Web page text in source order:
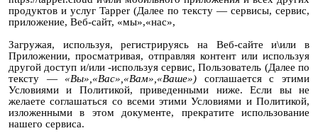
продуктов и услуг Tapper (Далее по тексту — сервисы, сервис,
приложение, Веб-сайт, «мы»,«нас»,
Загружая, используя, регистрируясь на Веб-сайте и\или в
Приложении, просматривая, отправляя контент или используя
другой доступ и/или -используя сервис, Пользователь (Далее по
тексту —«Вы»,«Вас»,«Вам»,«Ваше») соглашается с этими
Условиями и Политикой, приведенными ниже. Если вы не
желаете соглашаться со всеми этими Условиями и Политикой,
изложенными в этом документе, прекратите использование
нашего сервиса.